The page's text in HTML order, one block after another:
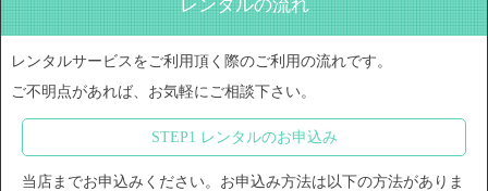
レンタルの流れ
レンタルサービスをご利用頂く際のご利用の流れです。
ご不明点があれば、お気軽にご相談下さい。
STEP1 レンタルのお申込み
当店までお申込みください。お申込み方法は以下の方法がありま